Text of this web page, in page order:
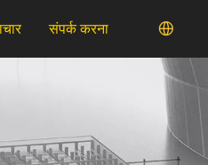
संपर्क करना